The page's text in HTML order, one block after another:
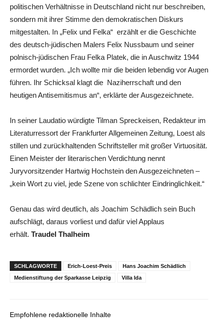
politischen Verhältnisse in Deutschland nicht nur beschreiben,
sondern mit ihrer Stimme den demokratischen Diskurs
mitgestalten. In „Felix und Felka“ erzählt er die Geschichte
des deutsch-jüdischen Malers Felix Nussbaum und seiner
polnisch-jüdischen Frau Felka Platek, die in Auschwitz 1944
ermordet wurden. „Ich wollte mir die beiden lebendig vor Augen
führen. Ihr Schicksal klagt die Naziherrschaft und den
heutigen Antisemitismus an“, erklärte der Ausgezeichnete.
In seiner Laudatio würdigte Tilman Spreckeisen, Redakteur im
Literaturressort der Frankfurter Allgemeinen Zeitung, Loest als
stillen und zurückhaltenden Schriftsteller mit großer Virtuosität.
Einen Meister der literarischen Verdichtung nennt
Juryvorsitzender Hartwig Hochstein den Ausgezeichneten –
„kein Wort zu viel, jede Szene von schlichter Eindringlichkeit.“
Genau das wird deutlich, als Joachim Schädlich sein Buch
aufschlägt, daraus vorliest und dafür viel Applaus
erhält. Traudel Thalheim
SCHLAGWORTE Erich-Loest-Preis
Hans Joachim Schädlich
Medienstiftung der Sparkasse Leipzig
Villa Ida
Empfohlene redaktionelle Inhalte